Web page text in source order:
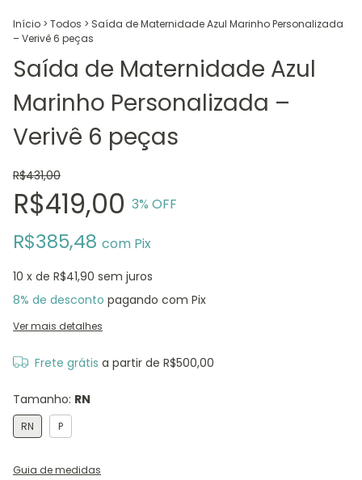
Início > Todos > Saída de Maternidade Azul Marinho Personalizada
– Verivê 6 peças
Saída de Maternidade Azul
Marinho Personalizada –
Verivê 6 peças
R$431,00
R$419,00 3% OFF
R$385,48 com Pix
10 x de R$41,90 sem juros
8% de desconto pagando com Pix
Ver mais detalhes
Frete grátis a partir de R$500,00
Tamanho: RN
RN P
Guia de medidas